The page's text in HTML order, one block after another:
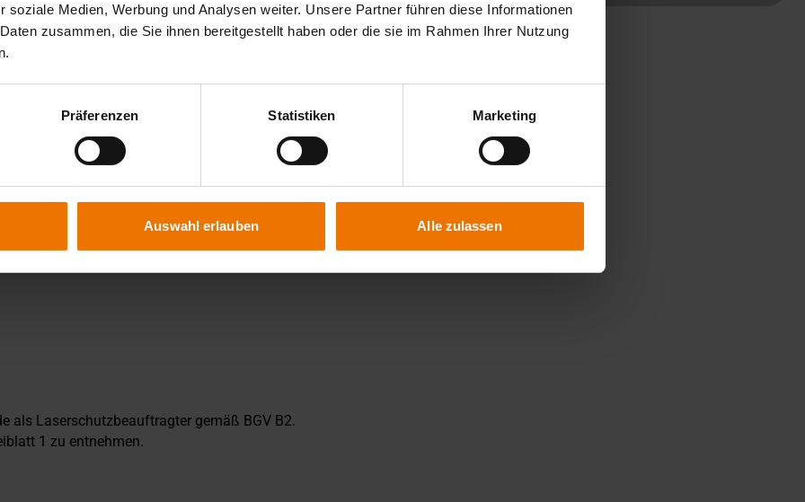
soziale Medien, Werbung und Analysen weiter. Unsere Partner führen diese Informationen
zusammen, die Sie ihnen bereitgestellt haben oder die sie im Rahmen Ihrer Nutzung
Präferenzen Statistiken Marketing
Auswahl erlauben Alle zulassen
im Rahmen einer Ausbildung nach DVS 1187 Beiblatt 2
als Laserschutzbeauftragter gemäß BGV B2.
1 zu entnehmen.